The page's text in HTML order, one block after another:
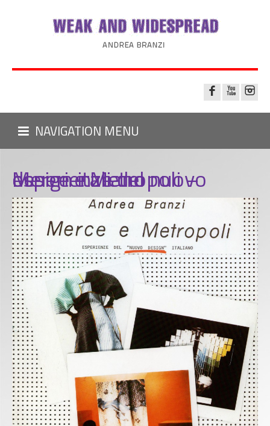
NAVIGATION MENU
Merce e Metropoli – esperienze del nuovo design italiano